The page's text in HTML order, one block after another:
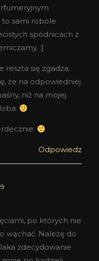
to sami robole
spódnicach z
:]
reszta się zgadza.
że na odpowiedniej
niż na mojej.
Odpowiedz
po których nie
wąchać. Należę do
zdecydowanie